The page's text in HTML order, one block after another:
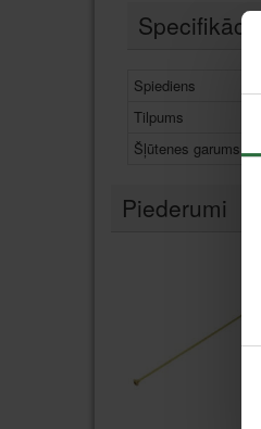
Specifikācija
Spiediens
Tilpums
Šļūtenes garums
Piederumi